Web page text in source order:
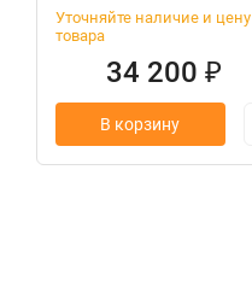
Уточняйте наличие и цену
товара
34 200₽
В корзину